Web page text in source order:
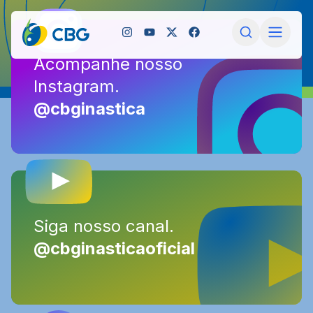
Acompanhe nosso
Instagram.
@cbginastica
Acompanhe nosso
Instagram.
@cbginastica
Siga nosso canal.
@cbginasticaoficial
Siga nosso canal.
@cbginasticaoficial